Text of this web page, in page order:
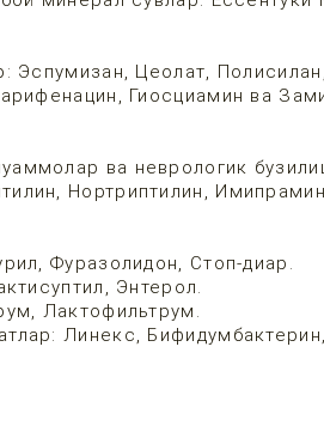
Эспумизан, Цеолат,
Гиосциамин ва
ва неврологик
Нортриптилин,
Фуразолидон, Стоп-диар.
Энтерол.
Лактофильтрум.
Линекс,